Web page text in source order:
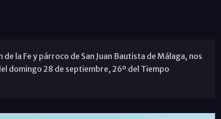
la Fe y párroco de San Juan Bautista de Málaga, nos
domingo 28 de septiembre, 26º del Tiempo